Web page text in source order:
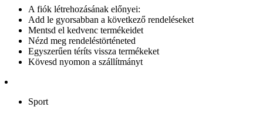
A fiók létrehozásának előnyei:
Add le gyorsabban a következő rendeléseket
Mentsd el kedvenc termékeidet
Nézd meg rendeléstörténeted
Egyszerűen téríts vissza termékeket
Kövesd nyomon a szállítmányt
Sport